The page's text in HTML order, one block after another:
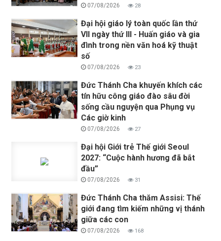
07/08/2026 28
Đại hội giáo lý toàn quốc lần thứ
VII ngày thứ III - Huấn giáo và gia
đình trong nền văn hoá kỹ thuật
số
07/08/2026 23
Đức Thánh Cha khuyến khích các
tín hữu công giáo đào sâu đời
sống cầu nguyện qua Phụng vụ
Các giờ kinh
07/08/2026 27
Đại hội Giới trẻ Thế giới Seoul
2027: “Cuộc hành hương đã bắt
đầu”
07/08/2026 31
Đức Thánh Cha thăm Assisi: Thế
giới đang tìm kiếm những vị thánh
giữa các con
07/08/2026 168